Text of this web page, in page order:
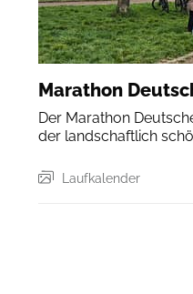
Marathon
Der Marathon
der landschaftlich
Laufkalender